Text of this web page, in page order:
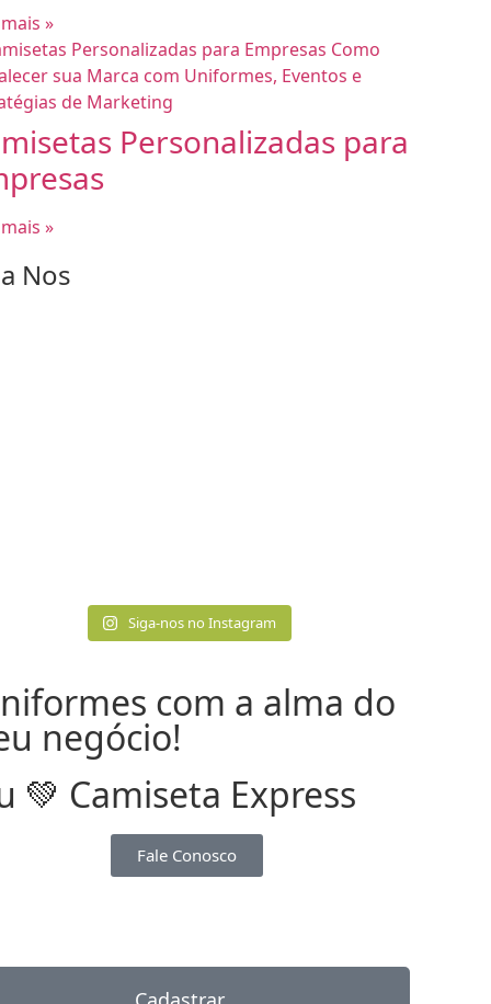
»
Personalizadas para
»
Nos
Siga-nos no Instagram
com a alma do
negócio!​
💚 Camiseta Express
Fale Conosco